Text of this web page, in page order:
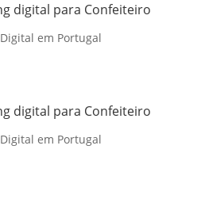
digital para Confeiteiro
em Portugal
digital para Confeiteiro
em Portugal